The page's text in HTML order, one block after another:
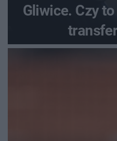
Gliwice. Czy